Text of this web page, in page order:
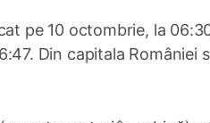
pe 10 octombrie, la
Din capitala